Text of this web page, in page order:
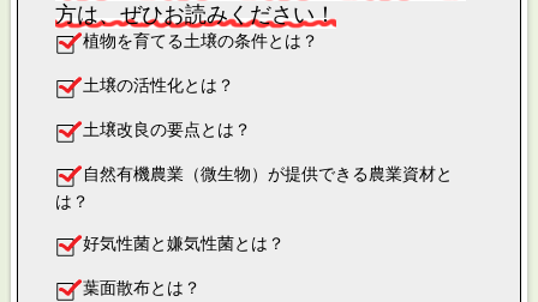
方は、ぜひお読みください！
植物を育てる土壌の条件とは？
土壌の活性化とは？
土壌改良の要点とは？
自然有機農業（微生物）が提供できる農業資材と
は？
好気性菌と嫌気性菌とは？
葉面散布とは？